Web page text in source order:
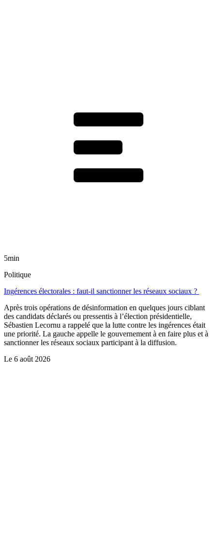
5min
Politique
Ingérences électorales : faut-il sanctionner les réseaux sociaux ?
Après trois opérations de désinformation en quelques jours ciblant
des candidats déclarés ou pressentis à l’élection présidentielle,
Sébastien Lecornu a rappelé que la lutte contre les ingérences était
une priorité. La gauche appelle le gouvernement à en faire plus et à
sanctionner les réseaux sociaux participant à la diffusion.
Le 6 août 2026